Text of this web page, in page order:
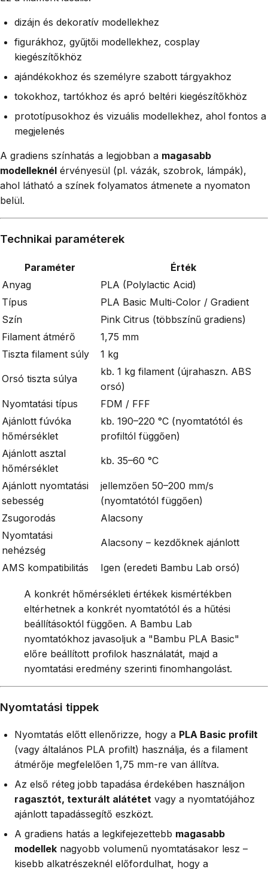
dizájn és dekoratív modellekhez
figurákhoz, gyűjtői modellekhez, cosplay
kiegészítőkhöz
ajándékokhoz és személyre szabott tárgyakhoz
tokokhoz, tartókhoz és apró beltéri kiegészítőkhöz
prototípusokhoz és vizuális modellekhez, ahol fontos a
megjelenés
A gradiens színhatás a legjobban a magasabb
modelleknél érvényesül (pl. vázák, szobrok, lámpák),
ahol látható a színek folyamatos átmenete a nyomaton
belül.
Technikai paraméterek
Paraméter
Érték
Anyag
PLA (Polylactic Acid)
Típus
PLA Basic Multi-Color / Gradient
Szín
Pink Citrus (többszínű gradiens)
Filament átmérő
1,75 mm
Tiszta filament súly
1 kg
Orsó tiszta súlya
kb. 1 kg filament (újrahaszn. ABS
orsó)
Nyomtatási típus
FDM / FFF
Ajánlott fúvóka
hőmérséklet
kb. 190–220 °C (nyomtatótól és
profiltól függően)
Ajánlott asztal
hőmérséklet
kb. 35–60 °C
Ajánlott nyomtatási
sebesség
jellemzően 50–200 mm/s
(nyomtatótól függően)
Zsugorodás
Alacsony
Nyomtatási
nehézség
Alacsony – kezdőknek ajánlott
AMS kompatibilitás Igen (eredeti Bambu Lab orsó)
A konkrét hőmérsékleti értékek kismértékben
eltérhetnek a konkrét nyomtatótól és a hűtési
beállításoktól függően. A Bambu Lab
nyomtatókhoz javasoljuk a "Bambu PLA Basic"
előre beállított profilok használatát, majd a
nyomtatási eredmény szerinti finomhangolást.
Nyomtatási tippek
Nyomtatás előtt ellenőrizze, hogy a PLA Basic profilt
(vagy általános PLA profilt) használja, és a filament
átmérője megfelelően 1,75 mm-re van állítva.
Az első réteg jobb tapadása érdekében használjon
ragasztót, texturált alátétet vagy a nyomtatójához
ajánlott tapadássegítő eszközt.
A gradiens hatás a legkifejezettebb magasabb
modellek nagyobb volumenű nyomtatásakor lesz –
kisebb alkatrészeknél előfordulhat, hogy a